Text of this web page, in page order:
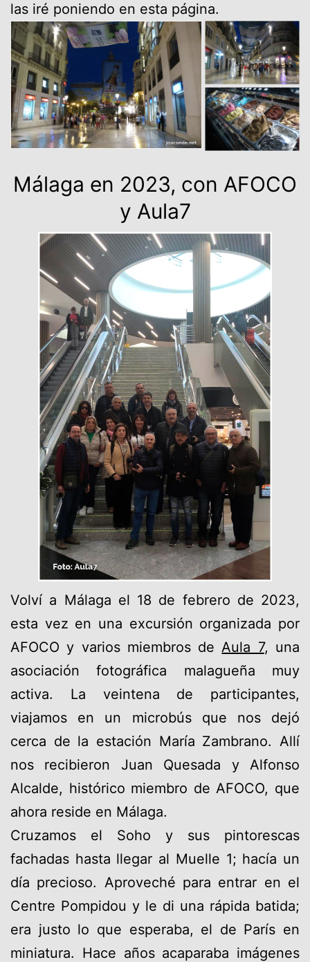
las iré poniendo en esta página.
Málaga en 2023, con AFOCO
y Aula7
Volví a Málaga el 18 de febrero de 2023,
esta vez en una excursión organizada por
AFOCO y varios miembros de Aula 7, una
asociación fotográfica malagueña muy
activa. La veintena de participantes,
viajamos en un microbús que nos dejó
cerca de la estación María Zambrano. Allí
nos recibieron Juan Quesada y Alfonso
Alcalde, histórico miembro de AFOCO, que
ahora reside en Málaga.
Cruzamos el Soho y sus pintorescas
fachadas hasta llegar al Muelle 1; hacía un
día precioso. Aproveché para entrar en el
Centre Pompidou y le di una rápida batida;
era justo lo que esperaba, el de París en
miniatura. Hace años acaparaba imágenes